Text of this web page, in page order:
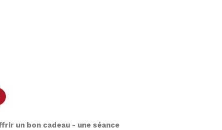
un bon cadeau - une séance